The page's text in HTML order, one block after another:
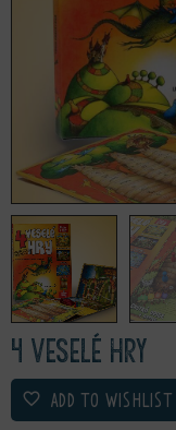
4 veselé hry
ADD TO WISHLIST